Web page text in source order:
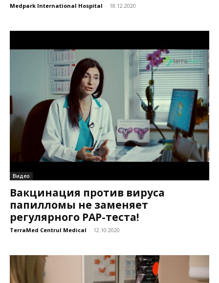
Medpark International Hospital - 18.12.2020
Видео
Вакцинация против вируса
папилломы не заменяет
регулярного PAP-теста!
TerraMed Centrul Medical - 12.10.2020